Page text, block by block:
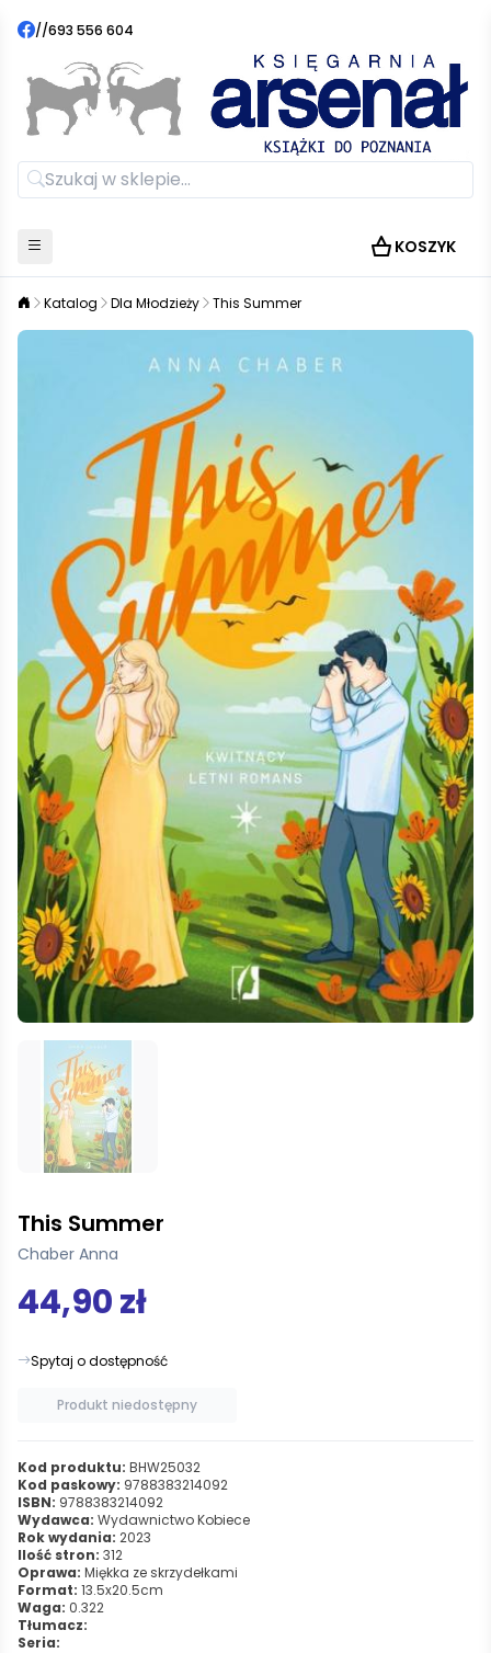
//693 556 604
KOSZYK
Katalog Dla Młodzieży This Summer
This Summer
Chaber Anna
44,90 zł
Spytaj o dostępność
Produkt niedostępny
Kod produktu: BHW25032
Kod paskowy: 9788383214092
ISBN: 9788383214092
Wydawca: Wydawnictwo Kobiece
Rok wydania: 2023
Ilość stron: 312
Oprawa: Miękka ze skrzydełkami
Format: 13.5x20.5cm
Waga: 0.322
Tłumacz:
Seria: